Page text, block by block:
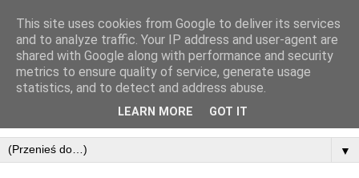
▼
This site uses cookies from Google to deliver its services
and to analyze traffic. Your IP address and user-agent are
shared with Google along with performance and security
metrics to ensure quality of service, generate usage
statistics, and to detect and address abuse.
LEARN MORE GOT IT